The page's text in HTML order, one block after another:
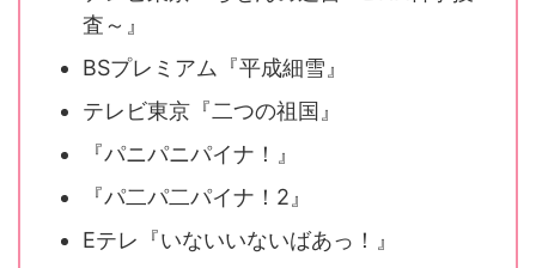
査～』
BSプレミアム『平成細雪』
テレビ東京『二つの祖国』
『パニパニパイナ！』
『パ二パ二パイナ！2』
Eテレ『いないいないばあっ！』